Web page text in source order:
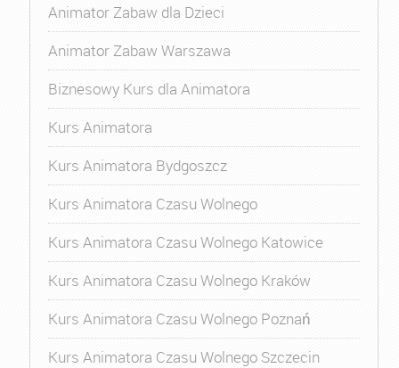
Animator Zabaw dla Dzieci
Animator Zabaw Warszawa
Biznesowy Kurs dla Animatora
Kurs Animatora
Kurs Animatora Bydgoszcz
Kurs Animatora Czasu Wolnego
Kurs Animatora Czasu Wolnego Katowice
Kurs Animatora Czasu Wolnego Kraków
Kurs Animatora Czasu Wolnego Poznań
Kurs Animatora Czasu Wolnego Szczecin